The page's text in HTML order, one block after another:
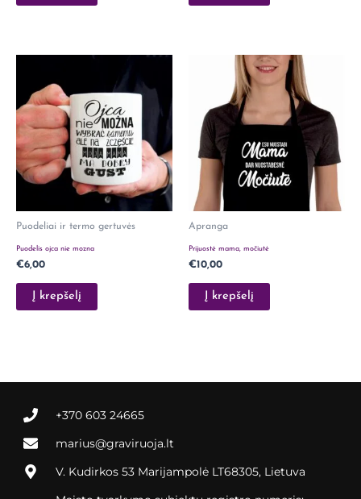
Puodeliai ir termo gertuvės
Puodelis ojca nie mozna
€6,00
Į krepšelį
Apranga
Prijuostė mama, močiutė
€10,00
Į krepšelį
+370 603 24665
marius@graviruoja.lt
V. Kudirkos 53 Marijampolė LT68305, Lietuva